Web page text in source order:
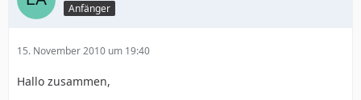
Anfänger
15. November 2010 um 19:40
Hallo zusammen,